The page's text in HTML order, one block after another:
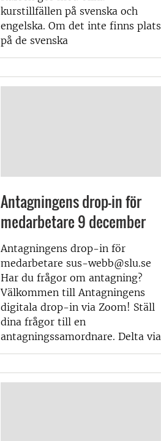
kurstillfällen på svenska och
engelska. Om det inte finns plats
på de svenska
Antagningens drop-in för
medarbetare 9 december
Antagningens drop-in för
medarbetare sus-webb@slu.se
Har du frågor om antagning?
Välkommen till Antagningens
digitala drop-in via Zoom! Ställ
dina frågor till en
antagningssamordnare. Delta via